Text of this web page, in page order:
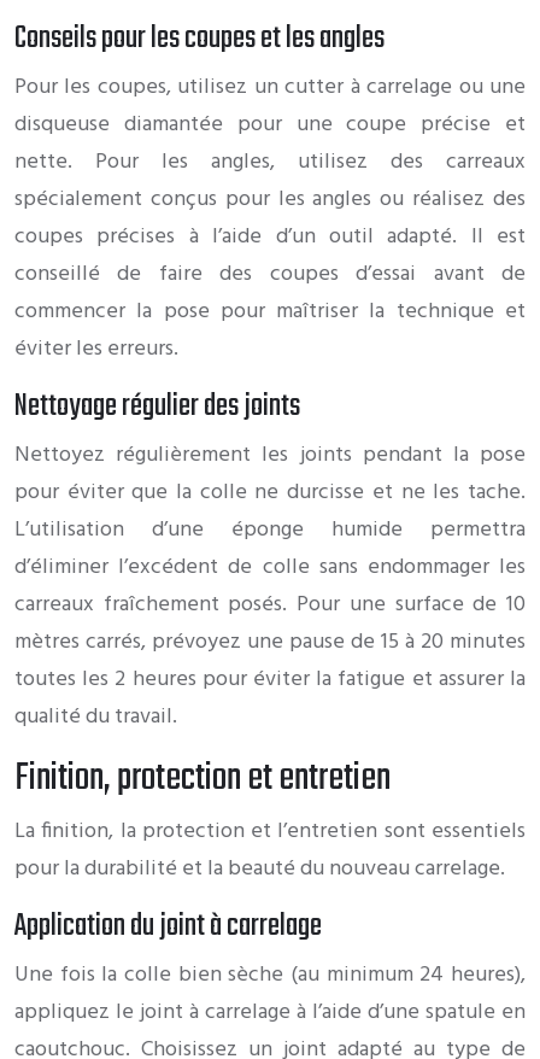
Conseils pour les coupes et les angles
Pour les coupes, utilisez un cutter à carrelage ou une
disqueuse diamantée pour une coupe précise et
nette. Pour les angles, utilisez des carreaux
spécialement conçus pour les angles ou réalisez des
coupes précises à l’aide d’un outil adapté. Il est
conseillé de faire des coupes d’essai avant de
commencer la pose pour maîtriser la technique et
éviter les erreurs.
Nettoyage régulier des joints
Nettoyez régulièrement les joints pendant la pose
pour éviter que la colle ne durcisse et ne les tache.
L’utilisation d’une éponge humide permettra
d’éliminer l’excédent de colle sans endommager les
carreaux fraîchement posés. Pour une surface de 10
mètres carrés, prévoyez une pause de 15 à 20 minutes
toutes les 2 heures pour éviter la fatigue et assurer la
qualité du travail.
Finition, protection et entretien
La finition, la protection et l’entretien sont essentiels
pour la durabilité et la beauté du nouveau carrelage.
Application du joint à carrelage
Une fois la colle bien sèche (au minimum 24 heures),
appliquez le joint à carrelage à l’aide d’une spatule en
caoutchouc. Choisissez un joint adapté au type de